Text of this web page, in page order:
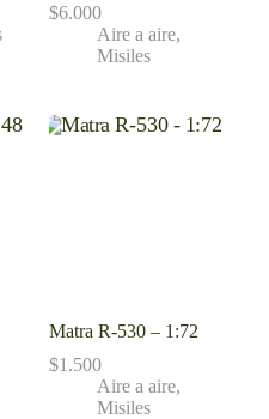
$6.000
Aire a aire,
Misiles
Matra R-530 – 1:72
$1.500
Aire a aire,
Misiles